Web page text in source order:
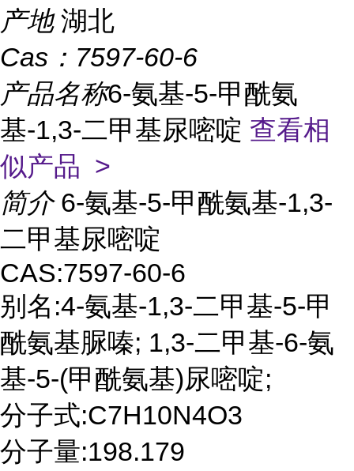
产地 湖北
Cas： 7597-60-6
产品名称6-氨基-5-甲酰氨
基-1,3-二甲基尿嘧啶 查看相
似产品 >
简介 6-氨基-5-甲酰氨基-1,3-
二甲基尿嘧啶
CAS:7597-60-6
别名:4-氨基-1,3-二甲基-5-甲
酰氨基脲嗪; 1,3-二甲基-6-氨
基-5-(甲酰氨基)尿嘧啶;
分子式:C7H10N4O3
分子量:198.179